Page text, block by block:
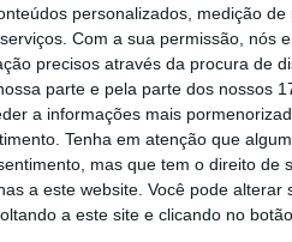
personalizados, medição
Com a sua permissão, nós
precisos através da procura de
parte e pela parte dos nossos
a informações mais
Tenha em atenção que
mas que tem o direito
a este website. Você pode
a este site e clicando no
mail algum.